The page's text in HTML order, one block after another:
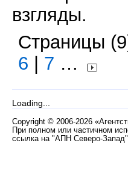
взгляды.
Страницы
6
7 …
Loading...
Copyright © 2006-2026
При полном или частичном
ссылка на "АПН Северо-Запад"